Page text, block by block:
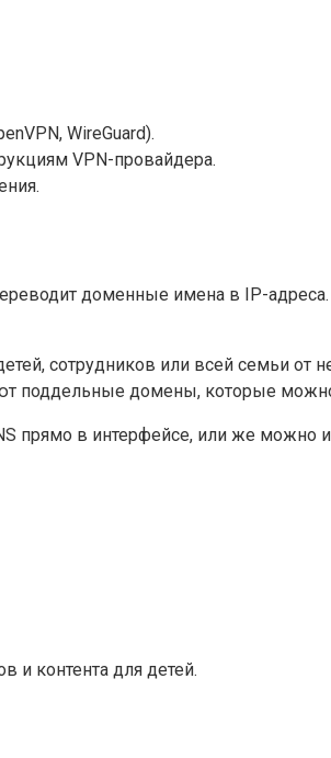
WireGuard).
VPN-провайдера.
доменные имена в IP-
сотрудников или всей семьи от
поддельные домены, которые
в интерфейсе, или же можно
и контента для детей.